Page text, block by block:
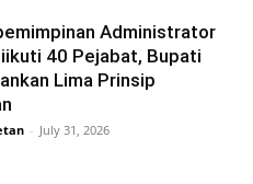
Administrator
40 Pejabat, Bupati
Lima Prinsip
- July 31, 2026